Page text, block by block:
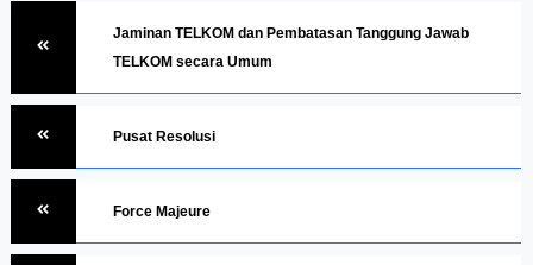
Jaminan TELKOM dan Pembatasan Tanggung Jawab
TELKOM secara Umum
Pusat Resolusi
Force Majeure